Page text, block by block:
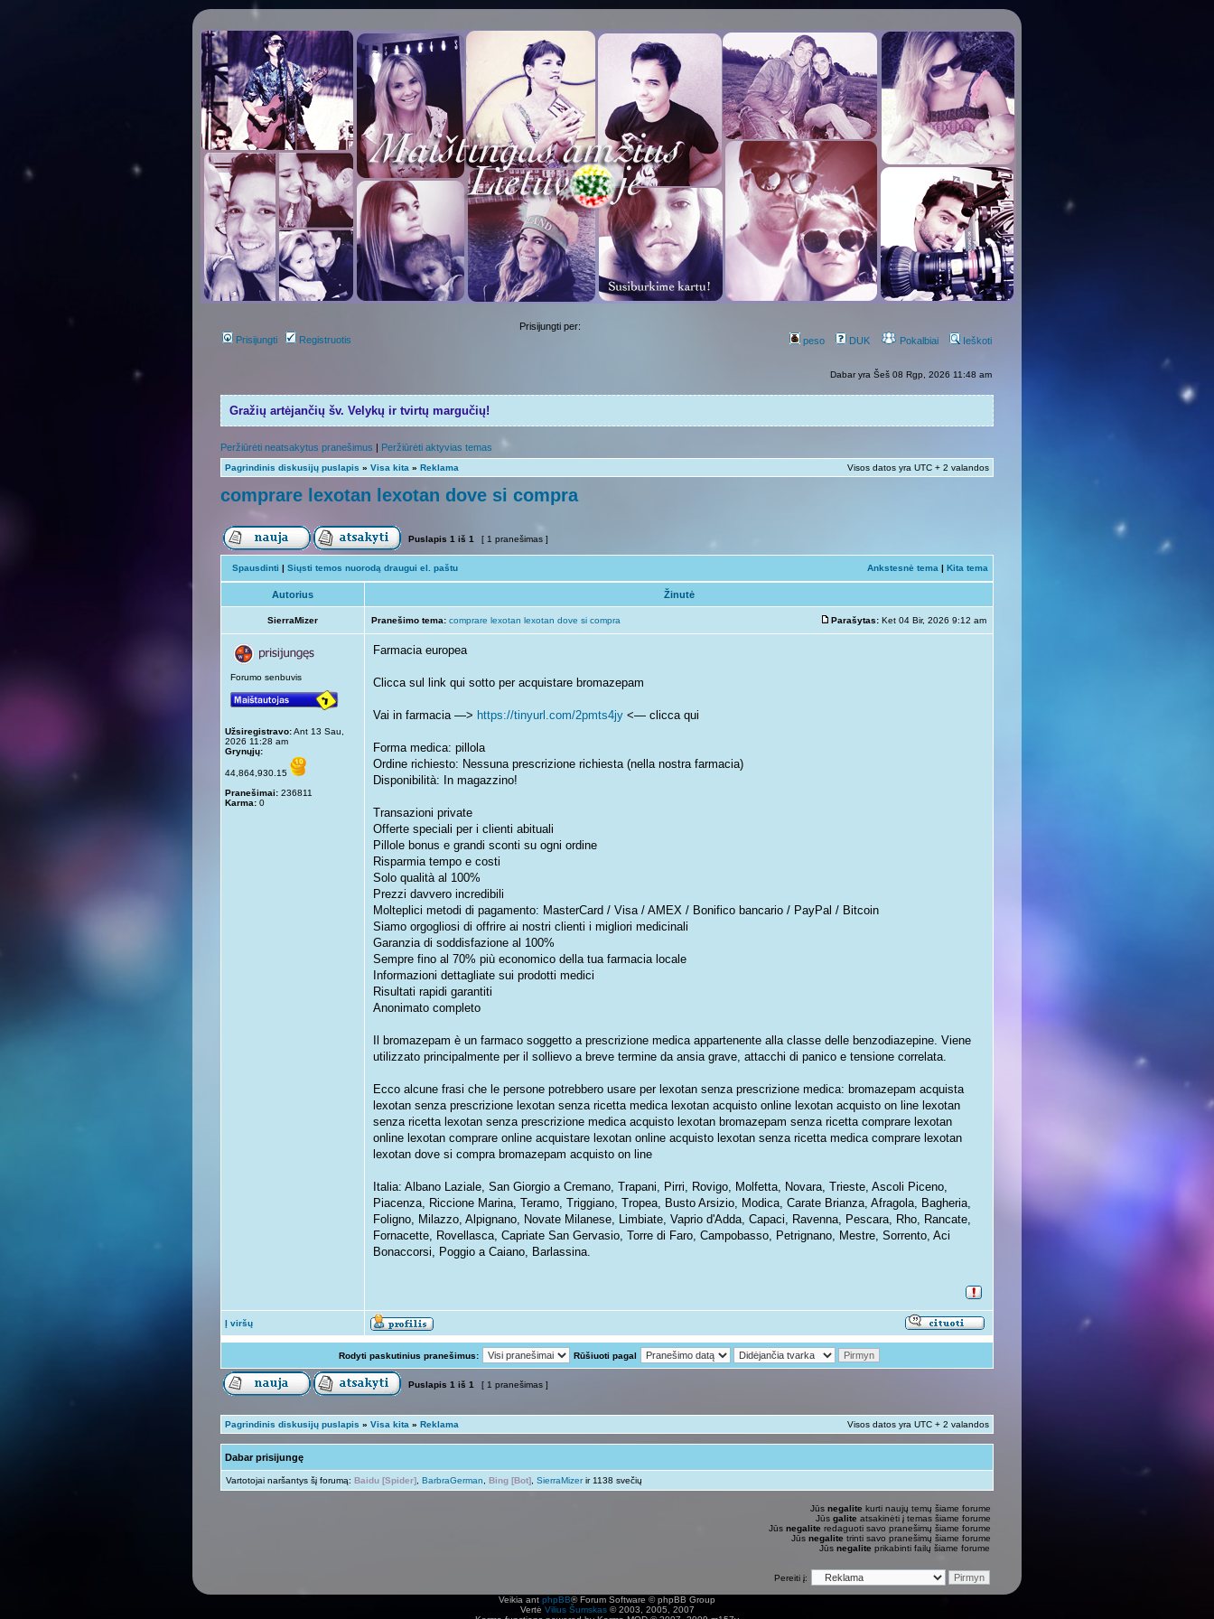
Prisijungti Registruotis
Prisijungti per:
peso
DUK Pokalbiai Ieškoti
Dabar yra Šeš 08 Rgp, 2026 11:48 am
Gražių artėjančių šv. Velykų ir tvirtų margučių!
Peržiūrėti neatsakytus pranešimus | Peržiūrėti aktyvias temas
Pagrindinis diskusijų puslapis » Visa kita » Reklama Visos datos yra UTC + 2 valandos
comprare lexotan lexotan dove si compra
Puslapis 1 iš 1 [ 1 pranešimas ]
Spausdinti | Siųsti temos nuorodą draugui el. paštu Ankstesnė tema | Kita tema
Autorius Žinutė
SierraMizer Pranešimo tema: comprare lexotan lexotan dove si compra Parašytas: Ket 04 Bir, 2026 9:12 am
Forumo senbuvis
Užsiregistravo:Ant 13 Sau,
2026 11:28 am
Grynųjų:
44,864,930.15
Pranešimai: 236811
Karma: 0
Farmacia europea
Clicca sul link qui sotto per acquistare bromazepam
Vai in farmacia —> https://tinyurl.com/2pmts4jy <— clicca qui
Forma medica: pillola
Ordine richiesto: Nessuna prescrizione richiesta (nella nostra farmacia)
Disponibilità: In magazzino!
Transazioni private
Offerte speciali per i clienti abituali
Pillole bonus e grandi sconti su ogni ordine
Risparmia tempo e costi
Solo qualità al 100%
Prezzi davvero incredibili
Molteplici metodi di pagamento: MasterCard / Visa / AMEX / Bonifico bancario / PayPal / Bitcoin
Siamo orgogliosi di offrire ai nostri clienti i migliori medicinali
Garanzia di soddisfazione al 100%
Sempre fino al 70% più economico della tua farmacia locale
Informazioni dettagliate sui prodotti medici
Risultati rapidi garantiti
Anonimato completo
Il bromazepam è un farmaco soggetto a prescrizione medica appartenente alla classe delle benzodiazepine. Viene
utilizzato principalmente per il sollievo a breve termine da ansia grave, attacchi di panico e tensione correlata.
Ecco alcune frasi che le persone potrebbero usare per lexotan senza prescrizione medica: bromazepam acquista
lexotan senza prescrizione lexotan senza ricetta medica lexotan acquisto online lexotan acquisto on line lexotan
senza ricetta lexotan senza prescrizione medica acquisto lexotan bromazepam senza ricetta comprare lexotan
online lexotan comprare online acquistare lexotan online acquisto lexotan senza ricetta medica comprare lexotan
lexotan dove si compra bromazepam acquisto on line
Italia: Albano Laziale, San Giorgio a Cremano, Trapani, Pirri, Rovigo, Molfetta, Novara, Trieste, Ascoli Piceno,
Piacenza, Riccione Marina, Teramo, Triggiano, Tropea, Busto Arsizio, Modica, Carate Brianza, Afragola, Bagheria,
Foligno, Milazzo, Alpignano, Novate Milanese, Limbiate, Vaprio d'Adda, Capaci, Ravenna, Pescara, Rho, Rancate,
Fornacette, Rovellasca, Capriate San Gervasio, Torre di Faro, Campobasso, Petrignano, Mestre, Sorrento, Aci
Bonaccorsi, Poggio a Caiano, Barlassina.
Į viršų
Rodyti paskutinius pranešimus: Rūšiuoti pagal
Puslapis 1 iš 1 [ 1 pranešimas ]
Pagrindinis diskusijų puslapis » Visa kita » Reklama Visos datos yra UTC + 2 valandos
Dabar prisijungę
Vartotojai naršantys šį forumą: Baidu [Spider] BarbraGerman Bing [Bot] SierraMizerir 1138 svečių
Jūs negalite kurti naujų temų šiame forume
Jūs galite atsakinėti į temas šiame forume
Jūs negalite redaguoti savo pranešimų šiame forume
Jūs negalite trinti savo pranešimų šiame forume
Jūs negalite prikabinti failų šiame forume
Pereiti į:
Veikia ant phpBB® Forum Software © phpBB Group
Vertė Vilius Šumskas© 2003, 2005, 2007